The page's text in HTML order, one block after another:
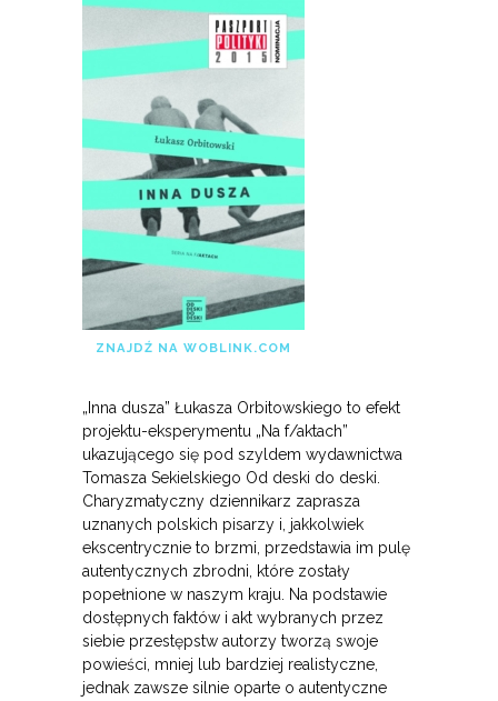
ZNAJDŹ NA WOBLINK.COM
„Inna dusza” Łukasza Orbitowskiego to efekt
projektu-eksperymentu „Na f/aktach”
ukazującego się pod szyldem wydawnictwa
Tomasza Sekielskiego Od deski do deski.
Charyzmatyczny dziennikarz zaprasza
uznanych polskich pisarzy i, jakkolwiek
ekscentrycznie to brzmi, przedstawia im pulę
autentycznych zbrodni, które zostały
popełnione w naszym kraju. Na podstawie
dostępnych faktów i akt wybranych przez
siebie przestępstw autorzy tworzą swoje
powieści, mniej lub bardziej realistyczne,
jednak zawsze silnie oparte o autentyczne